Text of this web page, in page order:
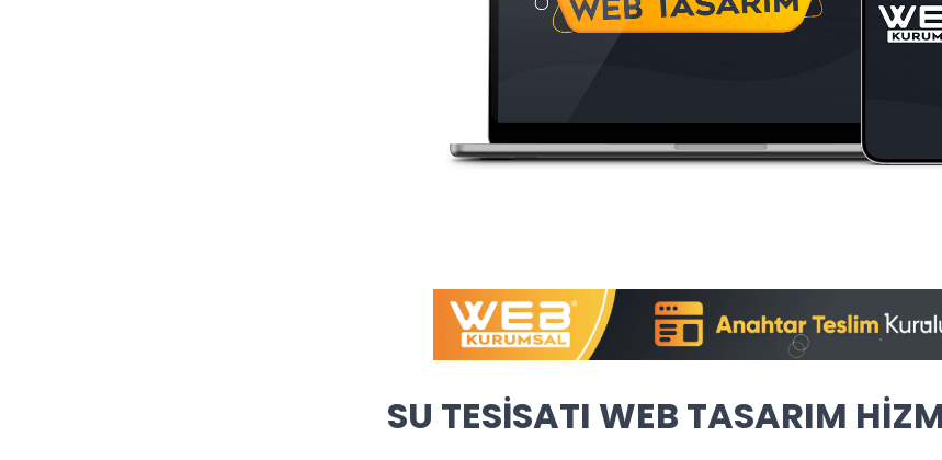
SU TESİSATI WEB TASARIM